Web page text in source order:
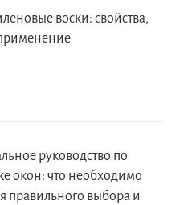
воски: свойства,
руководство по
окон: что необходимо
правильного выбора и